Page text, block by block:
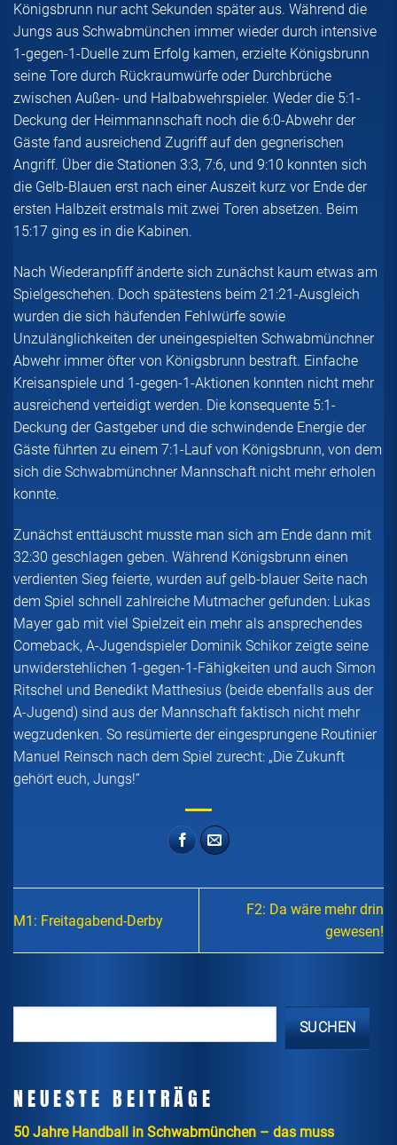
Königsbrunn nur acht Sekunden später aus. Während die
Jungs aus Schwabmünchen immer wieder durch intensive
1-gegen-1-Duelle zum Erfolg kamen, erzielte Königsbrunn
seine Tore durch Rückraumwürfe oder Durchbrüche
zwischen Außen- und Halbabwehrspieler. Weder die 5:1-
Deckung der Heimmannschaft noch die 6:0-Abwehr der
Gäste fand ausreichend Zugriff auf den gegnerischen
Angriff. Über die Stationen 3:3, 7:6, und 9:10 konnten sich
die Gelb-Blauen erst nach einer Auszeit kurz vor Ende der
ersten Halbzeit erstmals mit zwei Toren absetzen. Beim
15:17 ging es in die Kabinen.
Nach Wiederanpfiff änderte sich zunächst kaum etwas am
Spielgeschehen. Doch spätestens beim 21:21-Ausgleich
wurden die sich häufenden Fehlwürfe sowie
Unzulänglichkeiten der uneingespielten Schwabmünchner
Abwehr immer öfter von Königsbrunn bestraft. Einfache
Kreisanspiele und 1-gegen-1-Aktionen konnten nicht mehr
ausreichend verteidigt werden. Die konsequente 5:1-
Deckung der Gastgeber und die schwindende Energie der
Gäste führten zu einem 7:1-Lauf von Königsbrunn, von dem
sich die Schwabmünchner Mannschaft nicht mehr erholen
konnte.
Zunächst enttäuscht musste man sich am Ende dann mit
32:30 geschlagen geben. Während Königsbrunn einen
verdienten Sieg feierte, wurden auf gelb-blauer Seite nach
dem Spiel schnell zahlreiche Mutmacher gefunden: Lukas
Mayer gab mit viel Spielzeit ein mehr als ansprechendes
Comeback, A-Jugendspieler Dominik Schikor zeigte seine
unwiderstehlichen 1-gegen-1-Fähigkeiten und auch Simon
Ritschel und Benedikt Matthesius (beide ebenfalls aus der
A-Jugend) sind aus der Mannschaft faktisch nicht mehr
wegzudenken. So resümierte der eingesprungene Routinier
Manuel Reinsch nach dem Spiel zurecht: „Die Zukunft
gehört euch, Jungs!“
M1: Freitagabend-Derby
F2: Da wäre mehr drin
gewesen!
SUCHEN
NEUESTE BEITRÄGE
50 Jahre Handball in Schwabmünchen – das muss